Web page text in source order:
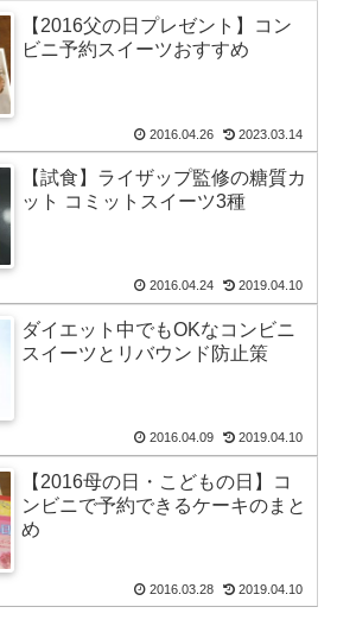
【2016父の日プレゼント】コン
ビニ予約スイーツおすすめ
2016.04.26 2023.03.14
【試食】ライザップ監修の糖質カ
ット コミットスイーツ3種
2016.04.24 2019.04.10
ダイエット中でもOKなコンビニ
スイーツとリバウンド防止策
2016.04.09 2019.04.10
【2016母の日・こどもの日】コ
ンビニで予約できるケーキのまと
め
2016.03.28 2019.04.10